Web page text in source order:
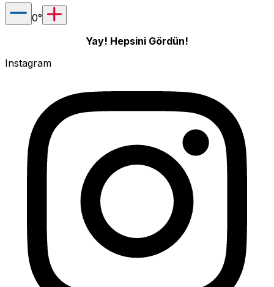
0°
Yay! Hepsini Gördün!
Instagram